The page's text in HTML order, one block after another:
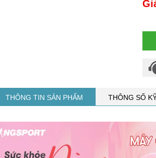
THÔNG TIN SẢN PHẨM THÔNG SỐ